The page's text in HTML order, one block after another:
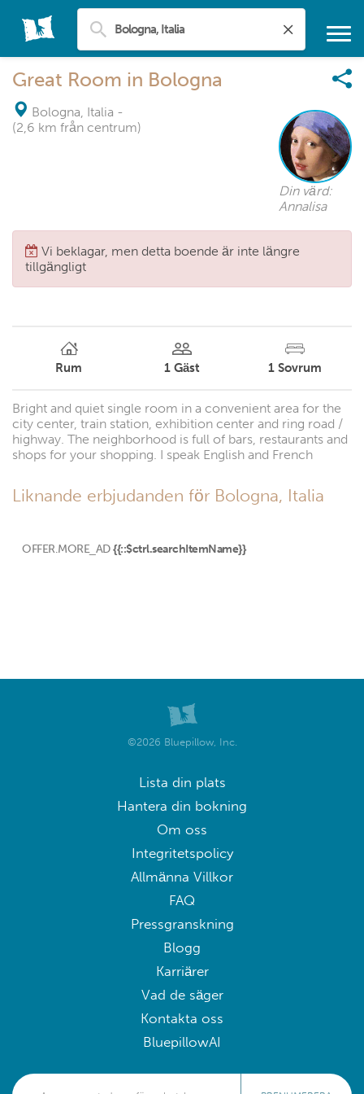
Great Room in Bologna
Bologna, Italia -
(2,6 km från centrum)
Din värd:
Annalisa
Vi beklagar, men detta boende är inte längre
tillgängligt
Rum 1 Gäst 1 Sovrum
Bright and quiet single room in a convenient area for the
city center, train station, exhibition center and ring road /
highway. The neighborhood is full of bars, restaurants and
shops for your shopping. I speak English and French
Liknande erbjudanden för Bologna, Italia
OFFER.MORE_AD {{::$ctrl.searchItemName}}
©2026 Bluepillow, Inc.
Lista din plats
Hantera din bokning
Om oss
Integritetspolicy
Allmänna Villkor
FAQ
Pressgranskning
Blogg
Karriärer
Vad de säger
Kontakta oss
BluepillowAI